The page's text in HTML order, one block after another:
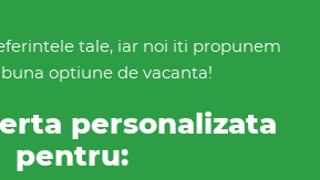
tale, iar noi iti propunem
optiune de vacanta!
personalizata
pentru: